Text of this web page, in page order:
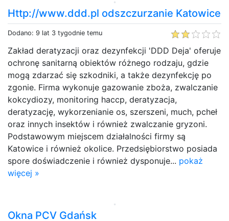
Http://www.ddd.pl odszczurzanie Katowice
Dodano: 9 lat 3 tygodnie temu
Zakład deratyzacji oraz dezynfekcji 'DDD Deja' oferuje
ochronę sanitarną obiektów różnego rodzaju, gdzie
mogą zdarzać się szkodniki, a także dezynfekcję po
zgonie. Firma wykonuje gazowanie zboża, zwalczanie
kokcydiozy, monitoring haccp, deratyzacja,
deratyzację, wykorzenianie os, szerszeni, much, pcheł
oraz innych insektów i również zwalczanie gryzoni.
Podstawowym miejscem działalności firmy są
Katowice i również okolice. Przedsiębiorstwo posiada
spore doświadczenie i również dysponuje... pokaż
więcej »
Okna PCV Gdańsk